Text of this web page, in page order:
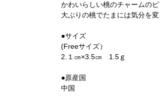
かわいらしい桃のチャームのピ
大ぶりの桃でたまには気分を
●サイズ
(Freeサイズ）
2.１㎝×3.5㎝ 1.5ｇ
●原産国
中国